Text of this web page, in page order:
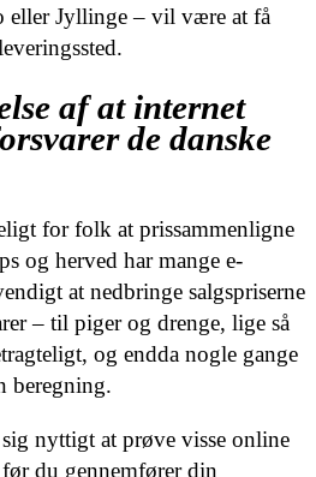
eller Jyllinge – vil være at få
af at internet
de danske
for folk at prissammenligne
og herved har mange e-
at nedbringe salgspriserne
– til piger og drenge, lige så
og endda nogle gange
beregning.
nyttigt at prøve visse online
du gennemfører din